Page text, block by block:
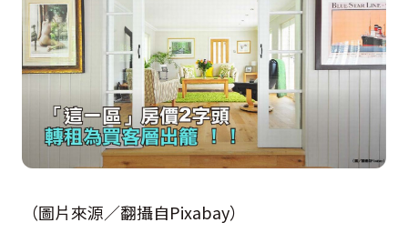
（圖片來源／翻攝自Pixabay）